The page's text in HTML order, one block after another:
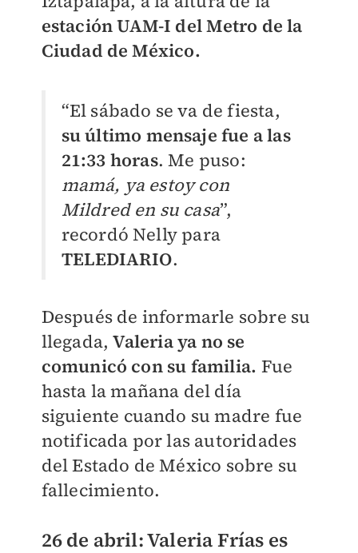
estación UAM-I delMetro de la
Ciudad de México.
“El sábado se va de fiesta,
su último mensaje fue a las
21:33 horas. Me puso:
mamá, ya estoy con
Mildred en su casa”,
recordó Nelly para
TELEDIARIO.
Después de informarle sobre su
llegada,Valeria ya no se
comunicó con su familia. Fue
hasta la mañana del día
siguiente cuando su madre fue
notificada por las autoridades
del Estado de México sobre su
fallecimiento.
26 de abril: Valeria Frías es